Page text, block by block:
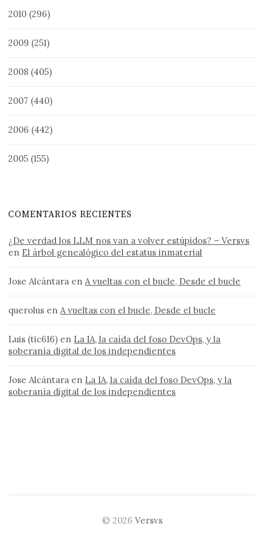
2010 (296)
2009 (251)
2008 (405)
2007 (440)
2006 (442)
2005 (155)
COMENTARIOS RECIENTES
¿De verdad los LLM nos van a volver estúpidos? – Versvs
en El árbol genealógico del estatus inmaterial
Jose Alcántara en A vueltas con el bucle, Desde el bucle
querolus en A vueltas con el bucle, Desde el bucle
Luis (tic616) en La IA, la caída del foso DevOps, y la
soberanía digital de los independientes
Jose Alcántara en La IA, la caída del foso DevOps, y la
soberanía digital de los independientes
© 2026 Versvs